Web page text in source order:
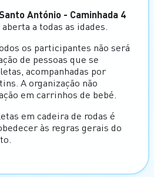
António - Caminhada 4
a todas as idades.
os participantes não será
de pessoas que se
acompanhadas por
A organização não
em carrinhos de bebé.
em cadeira de rodas é
às regras gerais do